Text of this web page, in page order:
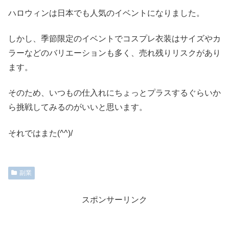
ハロウィンは日本でも人気のイベントになりました。
しかし、季節限定のイベントでコスプレ衣装はサイズやカ
ラーなどのバリエーションも多く、売れ残りリスクがあり
ます。
そのため、いつもの仕入れにちょっとプラスするぐらいか
ら挑戦してみるのがいいと思います。
それではまた(^^)/
副業
スポンサーリンク